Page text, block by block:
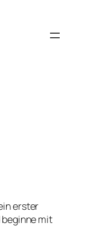
erster
mit